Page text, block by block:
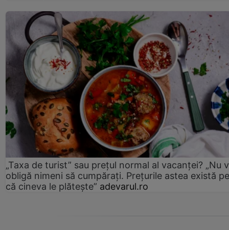
„Taxa de turist” sau prețul normal al vacanței? „Nu
obligă nimeni să cumpărați. Prețurile astea există
că cineva le plătește” adevarul.ro